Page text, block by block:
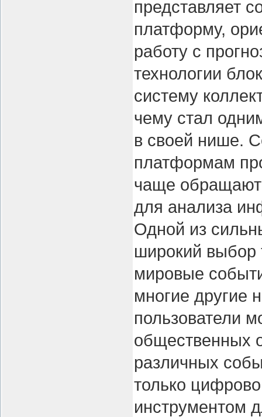
представляет
платформу,
работу с
технологии
систему
чему стал
в своей нише.
платформам
чаще
для анализа
Одной из
широкий выбор
мировые
многие другие
пользователи
общественных
различных
только
инструментом